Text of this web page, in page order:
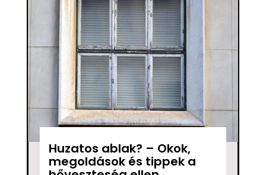
Huzatos ablak? – Okok,
megoldások és tippek a